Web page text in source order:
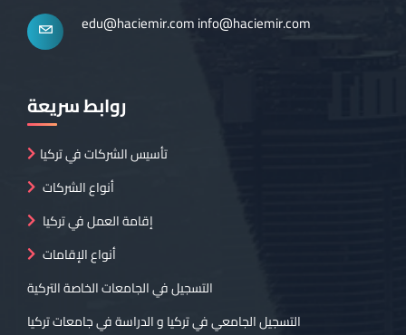
edu@haciemir.cominfo@haciemir.com
روابط سريعة
تأسيس الشركات في تركيا
أنواع الشركات
إقامة العمل في تركيا
أنواع الإقامات
التسجيل في الجامعات الخاصة التركية
التسجيل الجامعي في تركيا و الدراسة في جامعات تركيا